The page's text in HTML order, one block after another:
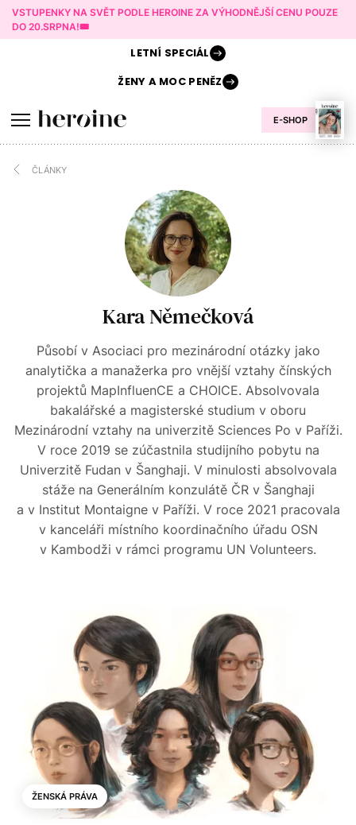
VSTUPENKY NA SVĚT PODLE HEROINE ZA VÝHODNĚJŠÍ CENU POUZE
DO 20.SRPNA!🎟️
E-SHOP
LETNÍ SPECIÁL
ŽENY AMOC PENĚZ
ČLÁNKY
Kara Němečková
Působí v Asociaci pro mezinárodní otázky jako
analytička a manažerka pro vnější vztahy čínských
projektů MapInfluenCE a CHOICE. Absolvovala
bakalářské a magisterské studium v oboru
Mezinárodní vztahy na univerzitě Sciences Po v Paříži.
V roce 2019 se zúčastnila studijního pobytu na
Univerzitě Fudan v Šanghaji. V minulosti absolvovala
stáže na Generálním konzulátě ČR v Šanghaji
a v Institut Montaigne v Paříži. V roce 2021 pracovala
v kanceláři místního koordinačního úřadu OSN
v Kambodži v rámci programu UN Volunteers.
ŽENSKÁ PRÁVA